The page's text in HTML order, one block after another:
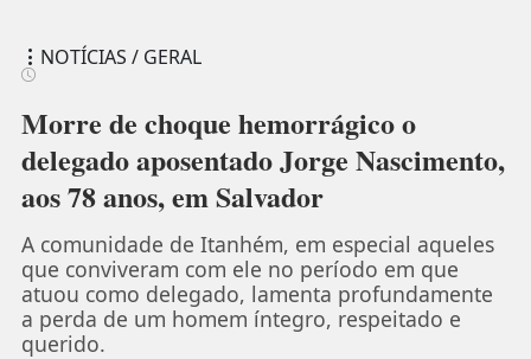
NOTÍCIAS / GERAL
Morre de choque hemorrágico o
delegado aposentado Jorge Nascimento,
aos 78 anos, em Salvador
A comunidade de Itanhém, em especial aqueles
que conviveram com ele no período em que
atuou como delegado, lamenta profundamente
a perda de um homem íntegro, respeitado e
querido.